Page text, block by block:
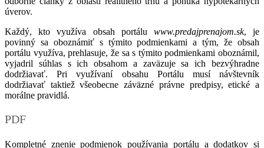
úverov.
Každý, kto využíva obsah portálu www.predajprenajom.sk, je
povinný sa oboznámiť s týmito podmienkami a tým, že obsah
portálu využíva, prehlasuje, že sa s týmito podmienkami oboznámil,
vyjadril súhlas s ich obsahom a zaväzuje sa ich bezvýhradne
dodržiavať. Pri využívaní obsahu Portálu musí návštevník
dodržiavať taktiež všeobecne záväzné právne predpisy, etické a
morálne pravidlá.
PDF
Kompletné znenie podmienok používania portálu a dodatkov si